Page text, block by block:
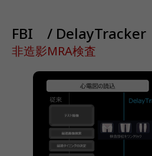
非造影MRA検査
FBI / DelayTracker